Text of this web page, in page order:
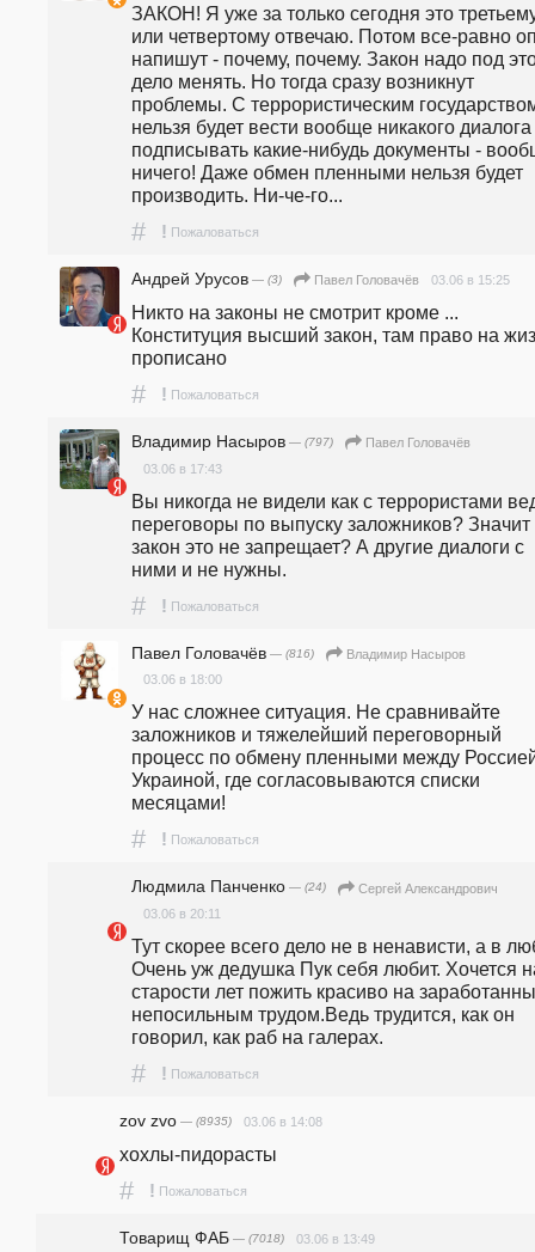
ЗАКОН! Я уже за только сегодня это
или четвертому отвечаю. Потом все-равно
напишут - почему, почему. Закон надо под
дело менять. Но тогда сразу возникнут
проблемы. С террористическим
нельзя будет вести вообще никакого
подписывать какие-нибудь документы -
ничего! Даже обмен пленными нельзя будет
производить. Ни-че-го...
# ! Пожаловаться
Андрей Урусов — (3) Павел Головачёв 03.06 в 15:25
Никто на законы не смотрит кроме ...
Конституция высший закон, там право на
прописано
# ! Пожаловаться
Владимир Насыров — (797)
Павел Головачёв
03.06 в 17:43
Вы никогда не видели как с террористами
переговоры по выпуску заложников? Значит
закон это не запрещает? А другие диалоги с
ними и не нужны.
# ! Пожаловаться
Павел Головачёв — (816)
Владимир Насыров
03.06 в 18:00
У нас сложнее ситуация. Не сравнивайте
заложников и тяжелейший переговорный
процесс по обмену пленными между
Украиной, где согласовываются списки
месяцами!
# ! Пожаловаться
Людмила Панченко — (24)
Сергей Александрович
03.06 в 20:11
Тут скорее всего дело не в ненависти, а в
Очень уж дедушка Пук себя любит. Хочется
старости лет пожить красиво на
непосильным трудом.Ведь трудится, как он
говорил, как раб на галерах.
# ! Пожаловаться
zov zvo — (8935) 03.06 в 14:08
хохлы-пидорасты
# ! Пожаловаться
Товарищ ФАБ — (7018) 03.06 в 13:49